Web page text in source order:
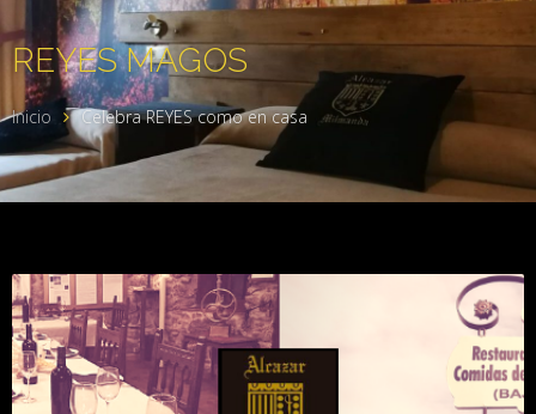
REYES MAGOS
Inicio Celebra REYES como en casa